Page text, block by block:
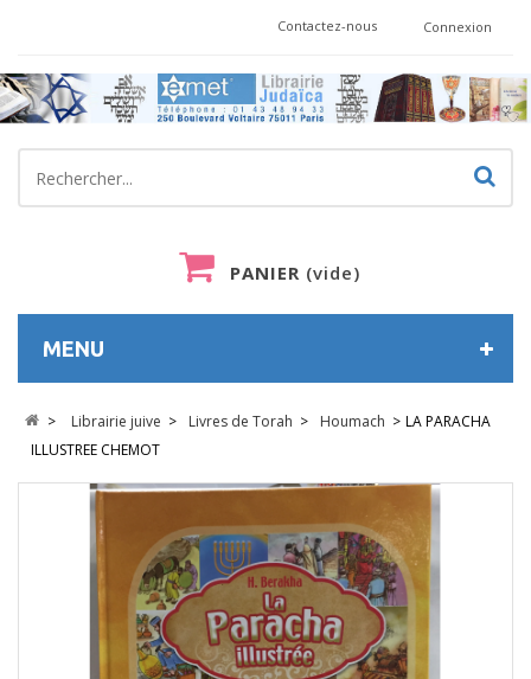
Connexion
Contactez-nous
PANIER (vide)
MENU
> Librairie juive > Livres de Torah > Houmach > LA PARACHA
ILLUSTREE CHEMOT